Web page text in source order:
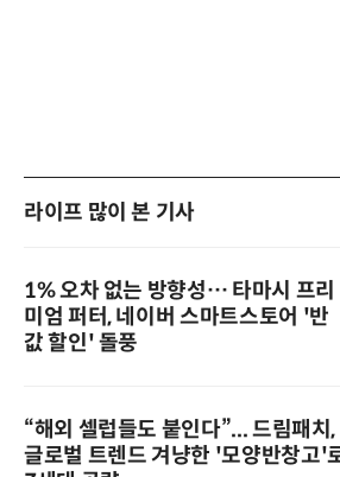
라이프 많이 본 기사
1% 오차 없는 방향성… 타마시 프리
미엄 퍼터, 네이버 스마트스토어 '반
값 할인' 돌풍
“해외 셀럽들도 붙인다”... 드림패치,
글로벌 트렌드 겨냥한 '모양반창고'